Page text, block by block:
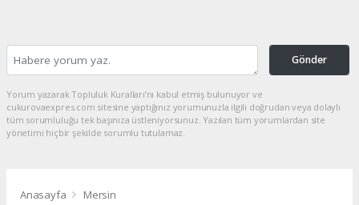
Gönder
Yorum yazarak Topluluk Kuralları’nı kabul etmiş bulunuyor ve
cukurovaexpres.com sitesine yaptığınız yorumunuzla ilgili doğrudan veya dolaylı
tüm sorumluluğu tek başınıza üstleniyorsunuz. Yazılan tüm yorumlardan site
yönetimi hiçbir şekilde sorumlu tutulamaz.
Anasayfa Mersin